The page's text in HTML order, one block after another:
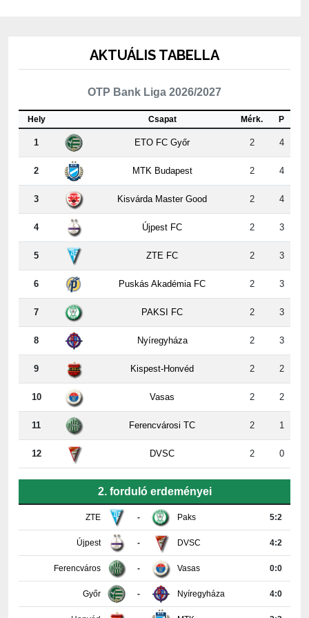
AKTUÁLIS TABELLA
OTP Bank Liga 2026/2027
Hely Csapat Mérk. P
1 ETO FC Győr 2 4
2 MTK Budapest 2 4
3 Kisvárda Master Good 2 4
4 Újpest FC 2 3
5 ZTE FC 2 3
6 Puskás Akadémia FC 2 3
7 PAKSI FC 2 3
8 Nyíregyháza 2 3
9 Kispest-Honvéd 2 2
10 Vasas 2 2
11 Ferencvárosi TC 2 1
12 DVSC 2 0
2. forduló erdeményei
ZTE - Paks 5:2
Újpest - DVSC 4:2
Ferencváros - Vasas 0:0
Győr - Nyíregyháza 4:0